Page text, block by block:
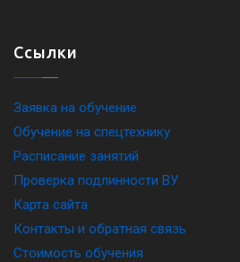
Ссылки
Заявка на обучение
Обучение на спецтехнику
Расписание занятий
Проверка подлинности ВУ
Карта сайта
Контакты и обратная связь
Стоимость обучения